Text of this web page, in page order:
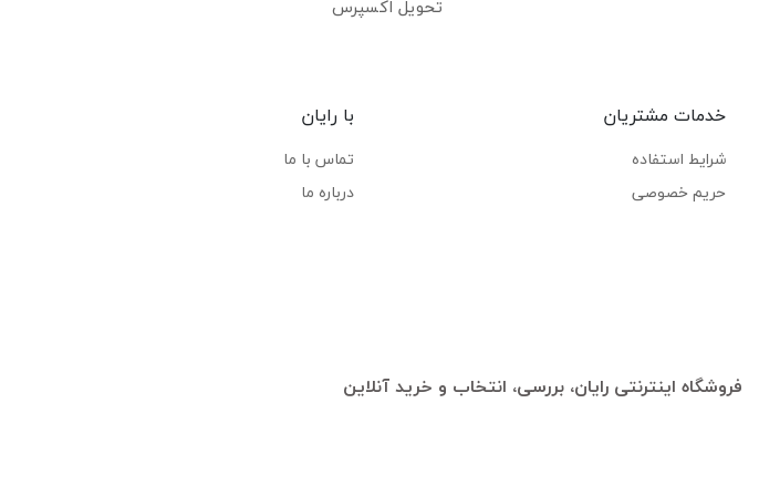
تحویل اکسپرس
خدمات مشتریان
شرایط استفاده
حریم خصوصی
با رایان
تماس با ما
درباره ما
فروشگاه اینترنتی رایان، بررسی، انتخاب و خرید آنلاین